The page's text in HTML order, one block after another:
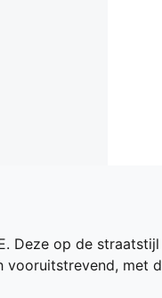
Deze op de
met